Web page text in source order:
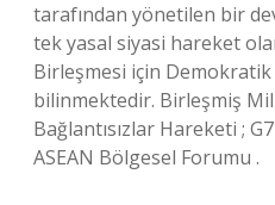
tarafından yönetilen bir
tek yasal siyasi hareket
Birleşmesi için
bilinmektedir. Birleşmiş
Bağlantısızlar Hareketi ;
ASEAN Bölgesel Forumu .